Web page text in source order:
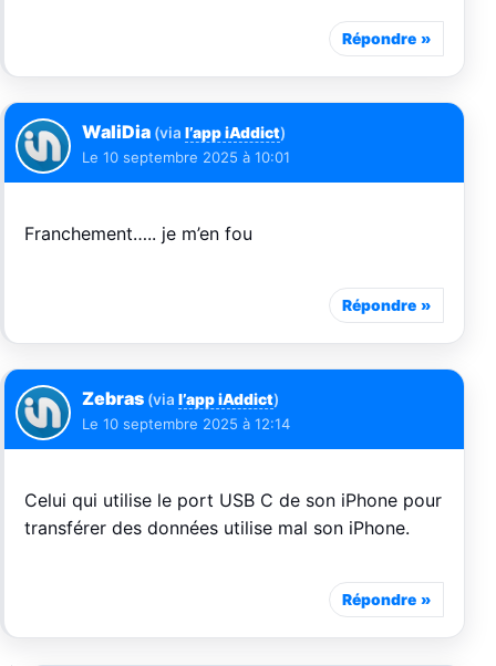
Répondre
WaliDia (via l’app iAddict)
Le 10 septembre 2025 à 10:01
Franchement….. je m’en fou
Répondre
Zebras (via l’app iAddict)
Le 10 septembre 2025 à 12:14
Celui qui utilise le port USB C de son iPhone pour
transférer des données utilise mal son iPhone.
Répondre